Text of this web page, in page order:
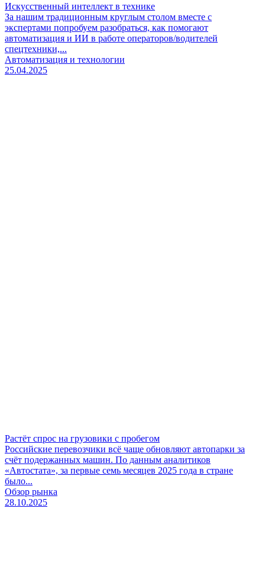
Искусственный интеллект в технике
За нашим традиционным круглым столом вместе с
экспертами попробуем разобраться, как помогают
автоматизация и ИИ в работе операторов/водителей
спецтехники,...
Автоматизация и технологии
25.04.2025
Растёт спрос на грузовики с пробегом
Российские перевозчики всё чаще обновляют автопарки за
счёт подержанных машин. По данным аналитиков
«Автостата», за первые семь месяцев 2025 года в стране
было...
Обзор рынка
28.10.2025